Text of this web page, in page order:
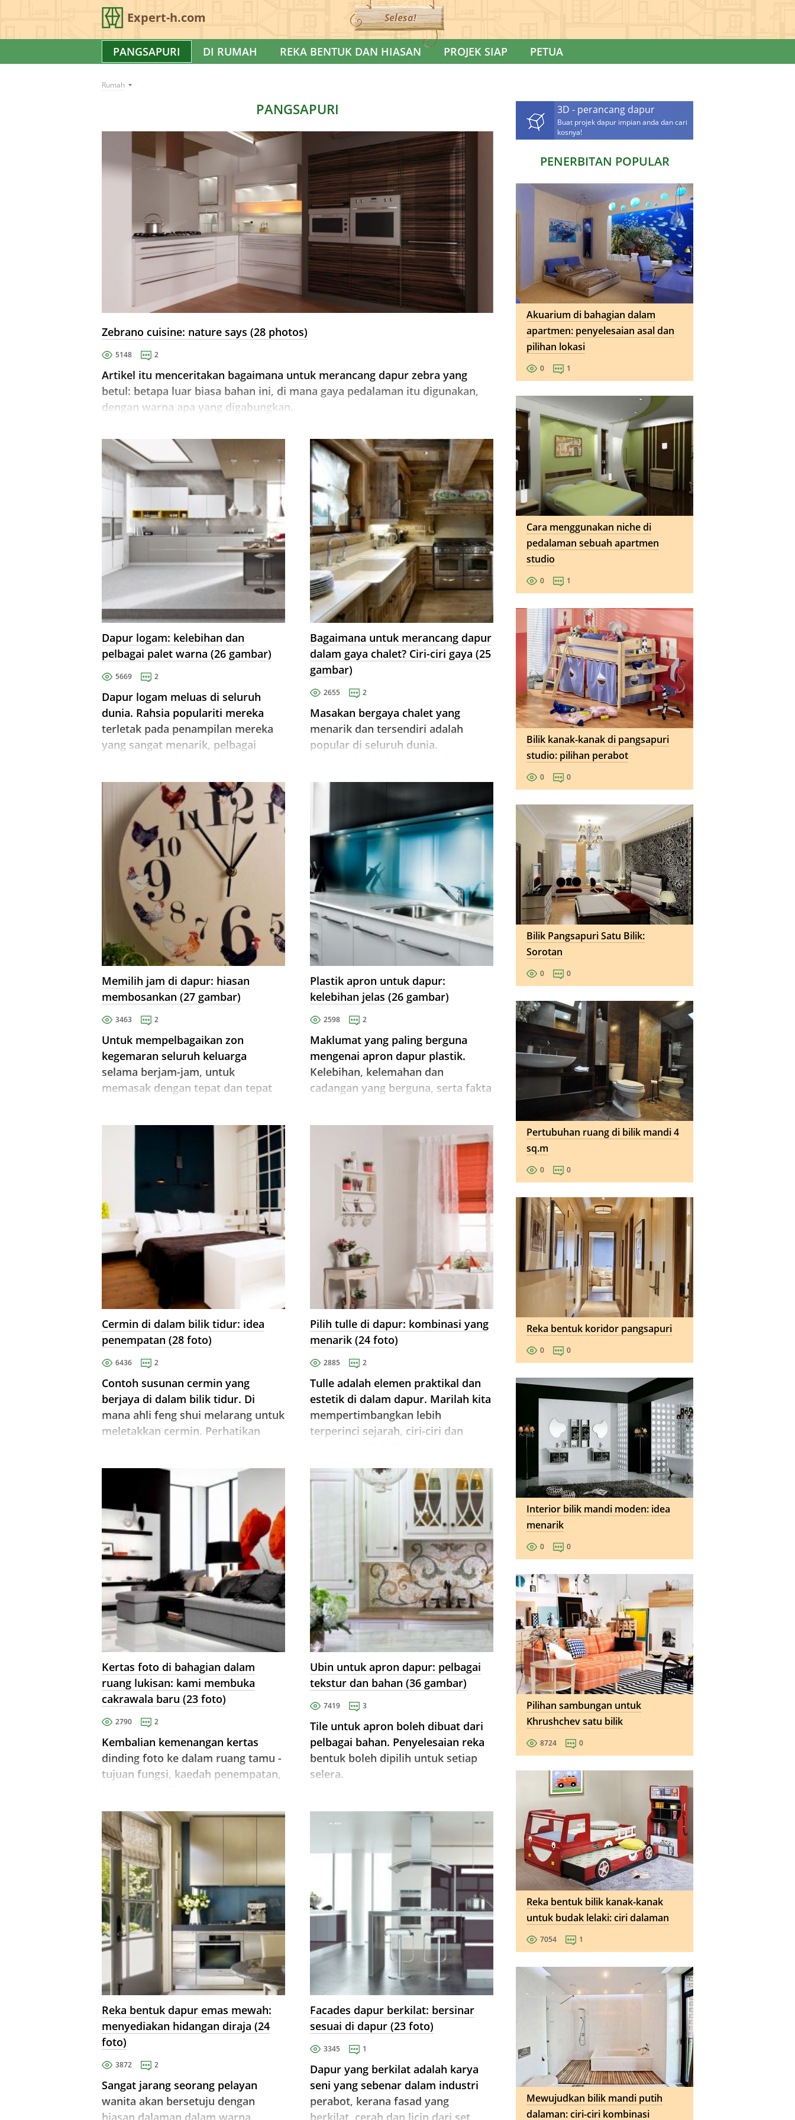
Expert-h.com Selesa!
PANGSAPURI DI RUMAH REKA BENTUK DAN HIASAN PROJEK SIAP PETUA
Rumah
PANGSAPURI
Zebrano cuisine: nature says (28 photos)
5148 2
Artikel itu menceritakan bagaimana untuk merancang dapur zebra yang
betul: betapa luar biasa bahan ini, di mana gaya pedalaman itu digunakan,
dengan warna apa yang digabungkan.
Dapur logam: kelebihan dan
pelbagai palet warna (26 gambar)
5669 2
Dapur logam meluas di seluruh
dunia. Rahsia populariti mereka
terletak pada penampilan mereka
yang sangat menarik, pelbagai
Bagaimana untuk merancang dapur
dalam gaya chalet? Ciri-ciri gaya (25
gambar)
2655 2
Masakan bergaya chalet yang
menarik dan tersendiri adalah
popular di seluruh dunia.
yang selesa di rumah anda.
Memilih jam di dapur: hiasan
membosankan (27 gambar)
3463 2
Untuk mempelbagaikan zon
kegemaran seluruh keluarga
selama berjam-jam, untuk
memasak dengan tepat dan tepat
semua orang ke meja? Setelah
menonton di dapur, anda
melakukannya dengan betul!
Plastik apron untuk dapur:
kelebihan jelas (26 gambar)
2598 2
Maklumat yang paling berguna
mengenai apron dapur plastik.
Kelebihan, kelemahan dan
cadangan yang berguna, serta fakta
Cermin di dalam bilik tidur: idea
penempatan (28 foto)
6436 2
Contoh susunan cermin yang
berjaya di dalam bilik tidur. Di
mana ahli feng shui melarang untuk
meletakkan cermin. Perhatikan
Pilih tulle di dapur: kombinasi yang
menarik (24 foto)
2885 2
Tulle adalah elemen praktikal dan
estetik di dalam dapur. Marilah kita
mempertimbangkan lebih
terperinci sejarah, ciri-ciri dan
pilihan, serta peraturan untuk
Kertas foto di bahagian dalam
ruang lukisan: kami membuka
cakrawala baru (23 foto)
2790 2
Kembalian kemenangan kertas
dinding foto ke dalam ruang tamu -
tujuan fungsi, kaedah penempatan,
plot, kelebihan dan keburukan yang
mungkin.
Ubin untuk apron dapur: pelbagai
tekstur dan bahan (36 gambar)
7419 3
Tile untuk apron boleh dibuat dari
pelbagai bahan. Penyelesaian reka
bentuk boleh dipilih untuk setiap
selera.
Reka bentuk dapur emas mewah:
menyediakan hidangan diraja (24
foto)
3872 2
Sangat jarang seorang pelayan
wanita akan bersetuju dengan
Facades dapur berkilat: bersinar
sesuai di dapur (23 foto)
3345 1
Dapur yang berkilat adalah karya
seni yang sebenar dalam industri
perabot, kerana fasad yang
3D - perancang dapur
Buat projek dapur impian anda dan cari
kosnya!
PENERBITAN POPULAR
Akuarium di bahagian dalam
apartmen: penyelesaian asal dan
pilihan lokasi
0 1
Cara menggunakan niche di
pedalaman sebuah apartmen
studio
0 1
Bilik kanak-kanak di pangsapuri
studio: pilihan perabot
0 0
Bilik Pangsapuri Satu Bilik:
Sorotan
0 0
Pertubuhan ruang di bilik mandi 4
sq.m
0 0
Reka bentuk koridor pangsapuri
0 0
Interior bilik mandi moden: idea
menarik
0 0
Pilihan sambungan untuk
Khrushchev satu bilik
8724 0
Reka bentuk bilik kanak-kanak
untuk budak lelaki: ciri dalaman
7054 1
Mewujudkan bilik mandi putih
dalaman: ciri-ciri kombinasi